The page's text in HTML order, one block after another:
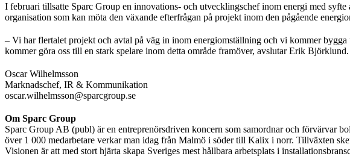
I februari tillsatte Sparc Group en innovations- och utvecklingschef inom energi med
organisation som kan möta den växande efterfrågan på projekt inom den pågående
– Vi har flertalet projekt och avtal på väg in inom energiomställning och vi kommer
kommer göra oss till en stark spelare inom detta område framöver, avslutar Erik Björklund.
Oscar Wilhelmsson
Marknadschef, IR & Kommunikation
oscar.wilhelmsson@sparcgroup.se
Om Sparc Group
Sparc Group AB (publ) är en entreprenörsdriven koncern som samordnar och förvärvar
över 1 000 medarbetare verkar man idag från Malmö i söder till Kalix i norr. Tillväxten
Visionen är att med stort hjärta skapa Sveriges mest hållbara arbetsplats i